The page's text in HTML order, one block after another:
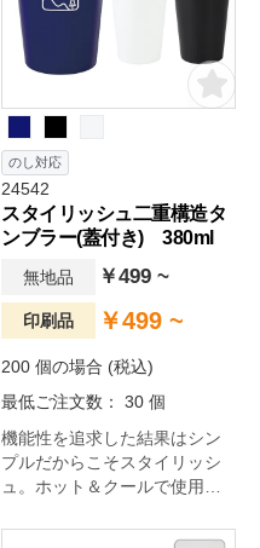
のし対応
24542
スタイリッシュ二重構造タ
ンブラー(蓋付き) 380ml
無地品 ￥499 ~
印刷品 ￥499 ~
200 個の場合 (税込)
最低ご注文数： 30 個
機能性を追求した結果はシン
プルだからこそスタイリッシ
ュ。ホット＆クールで使用可
してもすぐにはこぼれない安